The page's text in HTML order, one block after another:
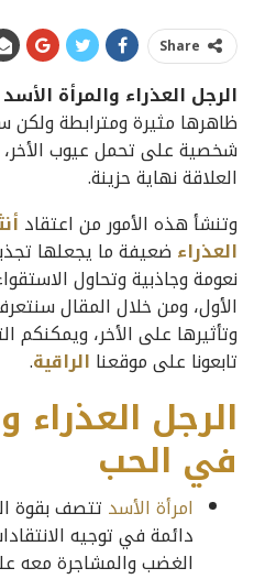
Share
الرجل العذراء والمرأة
ظاهرها مثيرة ومترابطة ولكن
شخصية على تحمل عيوب
العلاقة نهاية حزينة.
وتنشأ هذه الأمور من اعتقاد
العذراء ضعيفة ما يجعلها
نعومة وجاذبية وتحاول
الأول، ومن خلال المقال
وتأثيرها على الأخر،
تابعونا على موقعنا الراقية.
الرجل العذراء
في الحب
امرأة الأسد تتصف بقوة
دائمة في توجيه
الغضب والمشاجرة معه